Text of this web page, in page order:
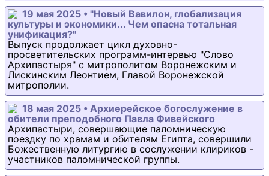
19 мая 2025 • "Новый Вавилон, глобализация
культуры и экономики... Чем опасна тотальная
унификация?"
Выпуск продолжает цикл духовно-
просветительских программ-интервью "Слово
Архипастыря" с митрополитом Воронежским и
Лискинским Леонтием, Главой Воронежской
митрополии.
18 мая 2025 • Архиерейское богослужение в
обители преподобного Павла Фивейского
Архипастыри, совершающие паломническую
поездку по храмам и обителям Египта, совершили
Божественную литургию в сослужении клириков -
участников паломнической группы.